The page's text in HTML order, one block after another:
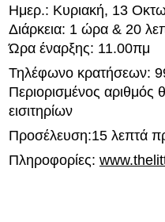
Ημερ.: Κυριακή, 13
Διάρκεια: 1 ώρα & 20
Ώρα έναρξης: 11.00πμ
Τηλέφωνο κρατήσεων:
Περιορισμένος
εισιτηρίων
Προσέλευση:15 λεπτά
Πληροφορίες: